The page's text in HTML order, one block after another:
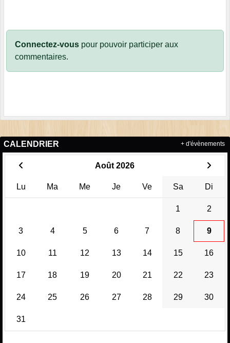
Connectez-vous pour pouvoir participer aux
commentaires.
CALENDRIER
Août 2026
Lu Ma Me Je Ve Sa Di
1 2
3 4 5 6 7 8 9
10 11 12 13 14 15 16
17 18 19 20 21 22 23
24 25 26 27 28 29 30
31
+ d'évènements